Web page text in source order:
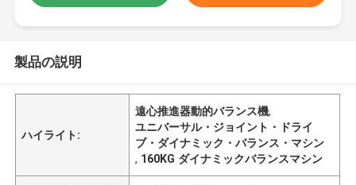
製品の説明
ハイライト:
遠心推進器動的バランス機,
ユニバーサル・ジョイント・ドライ
ブ・ダイナミック・バランス・マシン
, 160KG ダイナミックバランスマシン